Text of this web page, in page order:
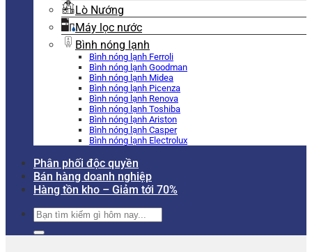
Lò Nướng
Máy lọc nước
Bình nóng lạnh
Bình nóng lạnh Ferroli
Bình nóng lạnh Goodman
Bình nóng lạnh Midea
Bình nóng lạnh Picenza
Bình nóng lạnh Renova
Bình nóng lạnh Toshiba
Bình nóng lạnh Ariston
Bình nóng lạnh Casper
Bình nóng lạnh Electrolux
Phân phối độc quyền
Bán hàng doanh nghiệp
Hàng tồn kho – Giảm tới 70%
Tìm
kiếm: